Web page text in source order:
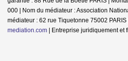
000 | Nom du médiateur : Association
médiateur : 62 rue Tiquetonne 75002 PARIS
mediation.com | Entreprise juridiquement et